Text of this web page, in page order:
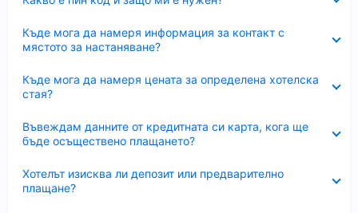
Къде мога да намеря информация за контакт с
мястото за настаняване?
Къде мога да намеря цената за определена хотелска
стая?
Въвеждам данните от кредитната си карта, кога ще
бъде осъществено плащането?
Хотелът изисква ли депозит или предварително
плащане?